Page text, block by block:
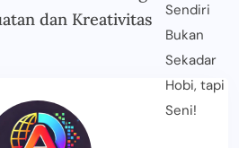
dan Kreativitas